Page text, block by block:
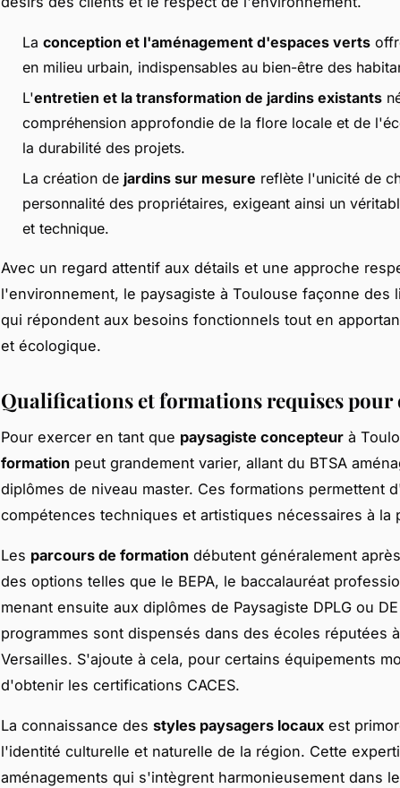
La conception et l'aménagement d'espaces verts
en milieu urbain, indispensables au bien-être des
L'entretien et la transformation de jardins existants
compréhension approfondie de la flore locale et de
la durabilité des projets.
La création de jardins sur mesure reflète l'unicité de
personnalité des propriétaires, exigeant ainsi un
et technique.
Avec un regard attentif aux détails et une approche
l'environnement, le paysagiste à Toulouse façonne des
qui répondent aux besoins fonctionnels tout en
et écologique.
Qualifications et formations requises pour
Pour exercer en tant que paysagiste concepteur à
formation peut grandement varier, allant du BTSA
diplômes de niveau master. Ces formations permettent
compétences techniques et artistiques nécessaires à la
Les parcours de formation débutent généralement
des options telles que le BEPA, le baccalauréat
menant ensuite aux diplômes de Paysagiste DPLG ou
programmes sont dispensés dans des écoles réputées
Versailles. S'ajoute à cela, pour certains équipements
d'obtenir les certifications CACES.
La connaissance des styles paysagers locaux est
l'identité culturelle et naturelle de la région. Cette
aménagements qui s'intègrent harmonieusement dans